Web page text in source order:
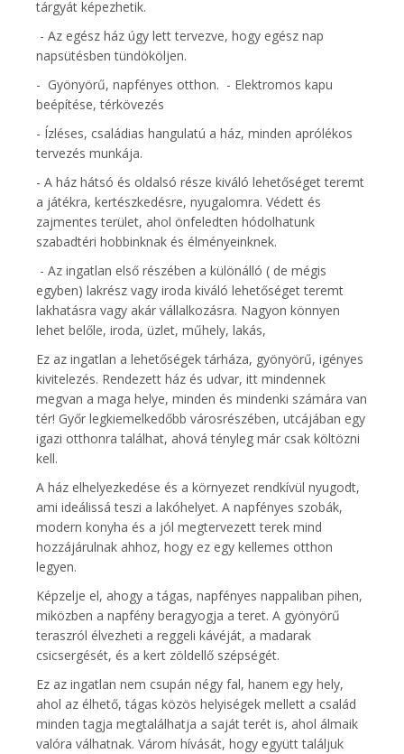
tárgyát képezhetik.
- Az egész ház úgy lett tervezve, hogy egész nap
napsütésben tündököljen.
- Gyönyörű, napfényes otthon. - Elektromos kapu
beépítése, térkövezés
- Ízléses, családias hangulatú a ház, minden aprólékos
tervezés munkája.
- A ház hátsó és oldalsó része kiváló lehetőséget teremt
a játékra, kertészkedésre, nyugalomra. Védett és
zajmentes terület, ahol önfeledten hódolhatunk
szabadtéri hobbinknak és élményeinknek.
- Az ingatlan első részében a különálló ( de mégis
egyben) lakrész vagy iroda kiváló lehetőséget teremt
lakhatásra vagy akár vállalkozásra. Nagyon könnyen
lehet belőle, iroda, üzlet, műhely, lakás,
Ez az ingatlan a lehetőségek tárháza, gyönyörű, igényes
kivitelezés. Rendezett ház és udvar, itt mindennek
megvan a maga helye, minden és mindenki számára van
tér! Győr legkiemelkedőbb városrészében, utcájában egy
igazi otthonra találhat, ahová tényleg már csak költözni
kell.
A ház elhelyezkedése és a környezet rendkívül nyugodt,
ami ideálissá teszi a lakóhelyet. A napfényes szobák,
modern konyha és a jól megtervezett terek mind
hozzájárulnak ahhoz, hogy ez egy kellemes otthon
legyen.
Képzelje el, ahogy a tágas, napfényes nappaliban pihen,
miközben a napfény beragyogja a teret. A gyönyörű
teraszról élvezheti a reggeli kávéját, a madarak
csicsergését, és a kert zöldellő szépségét.
Ez az ingatlan nem csupán négy fal, hanem egy hely,
ahol az élhető, tágas közös helyiségek mellett a család
minden tagja megtalálhatja a saját terét is, ahol álmaik
valóra válhatnak. Várom hívását, hogy együtt találjuk